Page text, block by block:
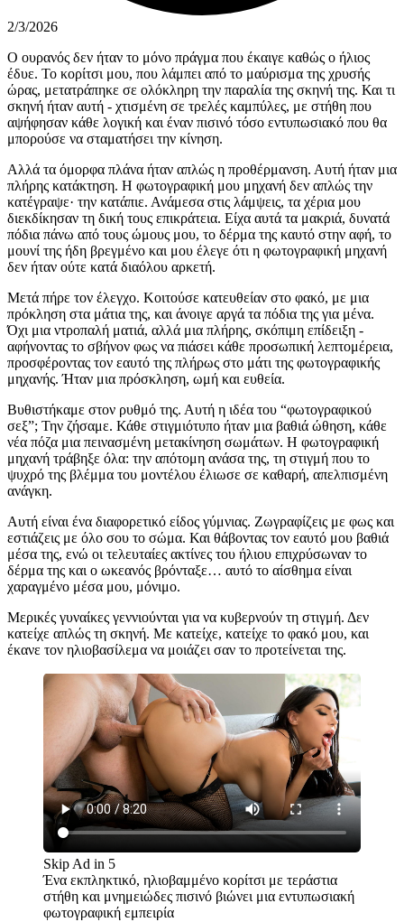
2/3/2026
Ο ουρανός δεν ήταν το μόνο πράγμα που έκαιγε καθώς ο ήλιος
έδυε. Το κορίτσι μου, που λάμπει από το μαύρισμα της χρυσής
ώρας, μετατράπηκε σε ολόκληρη την παραλία της σκηνή της. Και τι
σκηνή ήταν αυτή - χτισμένη σε τρελές καμπύλες, με στήθη που
αψήφησαν κάθε λογική και έναν πισινό τόσο εντυπωσιακό που θα
μπορούσε να σταματήσει την κίνηση.
Αλλά τα όμορφα πλάνα ήταν απλώς η προθέρμανση. Αυτή ήταν μια
πλήρης κατάκτηση. Η φωτογραφική μου μηχανή δεν απλώς την
κατέγραψε· την κατάπιε. Ανάμεσα στις λάμψεις, τα χέρια μου
διεκδίκησαν τη δική τους επικράτεια. Είχα αυτά τα μακριά, δυνατά
πόδια πάνω από τους ώμους μου, το δέρμα της καυτό στην αφή, το
μουνί της ήδη βρεγμένο και μου έλεγε ότι η φωτογραφική μηχανή
δεν ήταν ούτε κατά διαόλου αρκετή.
Μετά πήρε τον έλεγχο. Κοιτούσε κατευθείαν στο φακό, με μια
πρόκληση στα μάτια της, και άνοιγε αργά τα πόδια της για μένα.
Όχι μια ντροπαλή ματιά, αλλά μια πλήρης, σκόπιμη επίδειξη -
αφήνοντας το σβήνον φως να πιάσει κάθε προσωπική λεπτομέρεια,
προσφέροντας τον εαυτό της πλήρως στο μάτι της φωτογραφικής
μηχανής. Ήταν μια πρόσκληση, ωμή και ευθεία.
Βυθιστήκαμε στον ρυθμό της. Αυτή η ιδέα του “φωτογραφικού
σεξ”; Την ζήσαμε. Κάθε στιγμιότυπο ήταν μια βαθιά ώθηση, κάθε
νέα πόζα μια πεινασμένη μετακίνηση σωμάτων. Η φωτογραφική
μηχανή τράβηξε όλα: την απότομη ανάσα της, τη στιγμή που το
ψυχρό της βλέμμα του μοντέλου έλιωσε σε καθαρή, απελπισμένη
ανάγκη.
Αυτή είναι ένα διαφορετικό είδος γύμνιας. Ζωγραφίζεις με φως και
εστιάζεις με όλο σου το σώμα. Και θάβοντας τον εαυτό μου βαθιά
μέσα της, ενώ οι τελευταίες ακτίνες του ήλιου επιχρύσωναν το
δέρμα της και ο ωκεανός βρόνταξε… αυτό το αίσθημα είναι
χαραγμένο μέσα μου, μόνιμο.
Μερικές γυναίκες γεννιούνται για να κυβερνούν τη στιγμή. Δεν
κατείχε απλώς τη σκηνή. Με κατείχε, κατείχε το φακό μου, και
έκανε τον ηλιοβασίλεμα να μοιάζει σαν το προτείνεται της.
Skip Ad in 5
Ένα εκπληκτικό, ηλιοβαμμένο κορίτσι με τεράστια
στήθη και μνημειώδες πισινό βιώνει μια εντυπωσιακή
φωτογραφική εμπειρία